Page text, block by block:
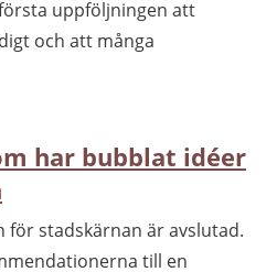
uppföljningen att
och att många
har bubblat idéer
stadskärnan är avslutad.
till en